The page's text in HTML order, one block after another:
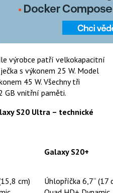
výrobce patří velkokapacitní
s výkonem 25 W. Model
45 W. Všechny tři
GB vnitřní paměti.
S20 Ultra – technické
Galaxy S20+
cm)
Úhlopříčka 6,7“ (17